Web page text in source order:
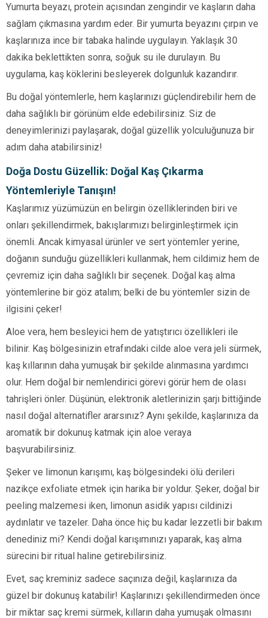
Yumurta beyazı, protein açısından zengindir ve kaşların daha
sağlam çıkmasına yardım eder. Bir yumurta beyazını çırpın ve
kaşlarınıza ince bir tabaka halinde uygulayın. Yaklaşık 30
dakika beklettikten sonra, soğuk su ile durulayın. Bu
uygulama, kaş köklerini besleyerek dolgunluk kazandırır.
Bu doğal yöntemlerle, hem kaşlarınızı güçlendirebilir hem de
daha sağlıklı bir görünüm elde edebilirsiniz. Siz de
deneyimlerinizi paylaşarak, doğal güzellik yolculuğunuza bir
adım daha atabilirsiniz!
Doğa Dostu Güzellik: Doğal Kaş Çıkarma
Yöntemleriyle Tanışın!
Kaşlarımız yüzümüzün en belirgin özelliklerinden biri ve
onları şekillendirmek, bakışlarımızı belirginleştirmek için
önemli. Ancak kimyasal ürünler ve sert yöntemler yerine,
doğanın sunduğu güzellikleri kullanmak, hem cildimiz hem de
çevremiz için daha sağlıklı bir seçenek. Doğal kaş alma
yöntemlerine bir göz atalım; belki de bu yöntemler sizin de
ilgisini çeker!
Aloe vera, hem besleyici hem de yatıştırıcı özellikleri ile
bilinir. Kaş bölgesinizin etrafındaki cilde aloe vera jeli sürmek,
kaş kıllarının daha yumuşak bir şekilde alınmasına yardımcı
olur. Hem doğal bir nemlendirici görevi görür hem de olası
tahrişleri önler. Düşünün, elektronik aletlerinizin şarjı bittiğinde
nasıl doğal alternatifler ararsınız? Aynı şekilde, kaşlarınıza da
aromatik bir dokunuş katmak için aloe veraya
başvurabilirsiniz.
Şeker ve limonun karışımı, kaş bölgesindeki ölü derileri
nazikçe exfoliate etmek için harika bir yoldur. Şeker, doğal bir
peeling malzemesi iken, limonun asidik yapısı cildinizi
aydınlatır ve tazeler. Daha önce hiç bu kadar lezzetli bir bakım
denediniz mi? Kendi doğal karışımınızı yaparak, kaş alma
sürecini bir ritual haline getirebilirsiniz.
Evet, saç kreminiz sadece saçınıza değil, kaşlarınıza da
güzel bir dokunuş katabilir! Kaşlarınızı şekillendirmeden önce
bir miktar saç kremi sürmek, kılların daha yumuşak olmasını